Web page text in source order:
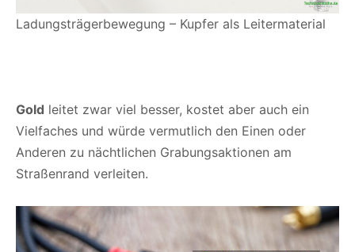
Ladungsträgerbewegung – Kupfer als Leitermaterial
Gold leitet zwar viel besser, kostet aber auch ein
Vielfaches und würde vermutlich den Einen oder
Anderen zu nächtlichen Grabungsaktionen am
Straßenrand verleiten.